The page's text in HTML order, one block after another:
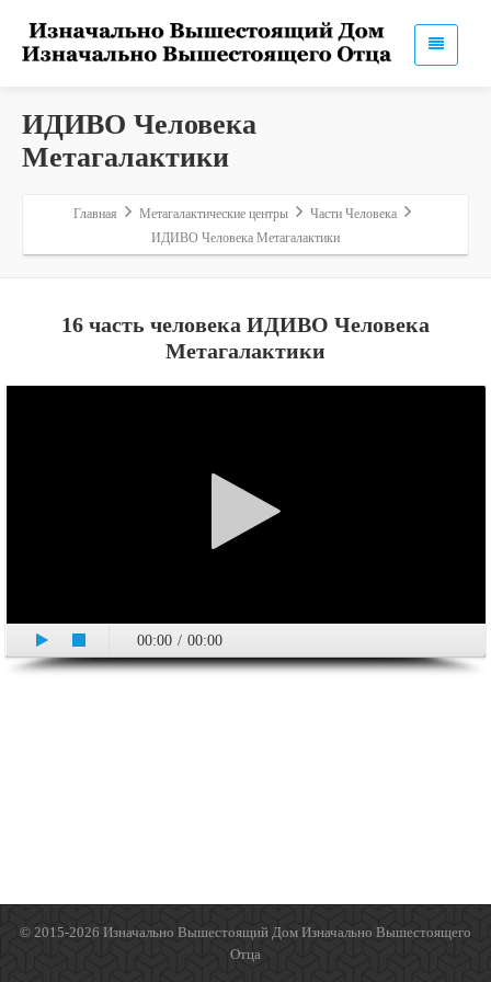
ИДИВО Человека
Метагалактики
Главная Метагалактические центры
Части Человека
ИДИВО Человека Метагалактики
16 часть человека ИДИВО Человека
Метагалактики
00:00 / 00:00
© 2015-2026 Изначально Вышестоящий Дом Изначально Вышестоящего
Отца